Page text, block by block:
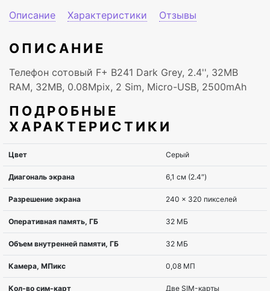
Описание Характеристики Отзывы
ОПИСАНИЕ
Телефон сотовый F+ B241 Dark Grey, 2.4'', 32MB
RAM, 32MB, 0.08Mpix, 2 Sim, Micro-USB, 2500mAh
ПОДРОБНЫЕ
ХАРАКТЕРИСТИКИ